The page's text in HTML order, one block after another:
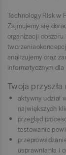
Technology Risk w
Zajmujemy się
organizacji
analizujemy oraz
informatycznym
Twoja przyszła
aktywny udział
największych
przegląd
testowanie
usprawniania i